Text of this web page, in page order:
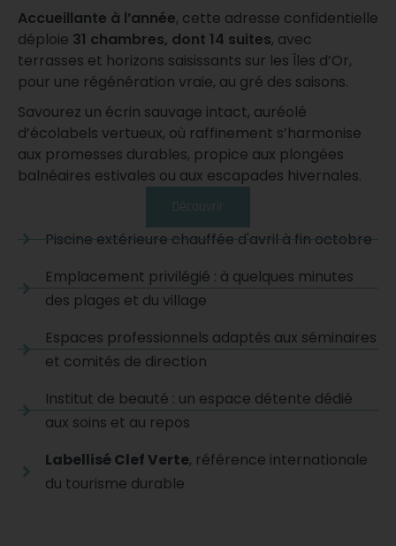
Accueillante à l’année, cette adresse confidentielle
déploie 31 chambres, dont 14 suites, avec
terrasses et horizons saisissants sur les Îles d’Or,
pour une régénération vraie, au gré des saisons.
Savourez un écrin sauvage intact, auréolé
d’écolabels vertueux, où raffinement s’harmonise
aux promesses durables, propice aux plongées
balnéaires estivales ou aux escapades hivernales.
Découvrir
Piscine extérieure chauffée d'avril à fin octobre
Emplacement privilégié : à quelques minutes
des plages et du village
Espaces professionnels adaptés aux séminaires
et comités de direction
Institut de beauté : un espace détente dédié
aux soins et au repos
Labellisé Clef Verte, référence internationale
du tourisme durable